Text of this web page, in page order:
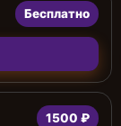
Бесплатно
1500 ₽